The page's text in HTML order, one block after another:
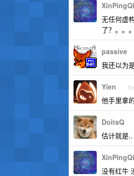
无任何虚
了？。。。
passive
我还以为
Yien
他手里拿
DoitsQ
估计就是..
没有红牛